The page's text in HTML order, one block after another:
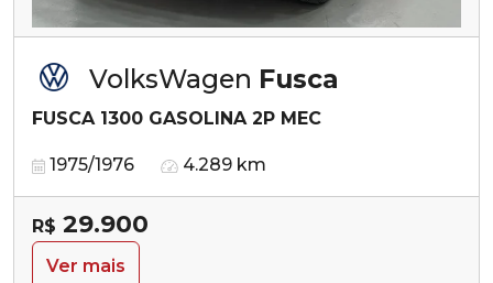
VolksWagen Fusca
FUSCA 1300 GASOLINA 2P MEC
1975/1976 4.289 km
R$ 29.900
Ver mais